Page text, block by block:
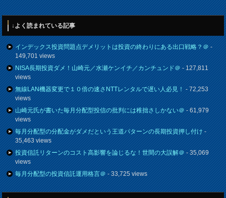
↓よく読まれている記事
インデックス投資問題点デメリットは投資の終わりにある出口戦略？＠-
149,701 views
NISA長期投資ダメ！山崎元／水瀬ケンイチ／カンチュンド＠- 127,811
views
無線LAN機器変更で１０倍の速さNTTレンタルで遅い人必見！- 72,253
views
山崎元氏が書いた毎月分配型投信の批判には稚拙さしかない＠- 61,979
views
毎月分配型の分配金がダメだという王道パターンの長期投資押し付け-
35,463 views
投資信託リターンのコスト高影響を論じるな！世間の大誤解＠- 35,069
views
毎月分配型の投資信託運用格言＠- 33,725 views